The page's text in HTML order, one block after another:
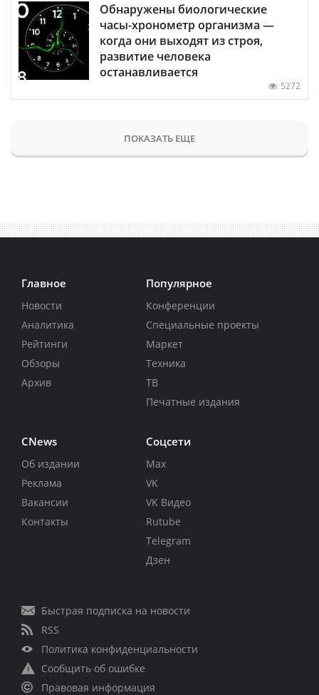
Обнаружены биологические
часы-хронометр организма —
когда они выходят из строя,
развитие человека
останавливается
5272
ПОКАЗАТЬ ЕЩЕ
Главное
Новости
Аналитика
Рейтинги
Обзоры
Архив
Популярное
Конференции
Специальные проекты
Маркет
Техника
ТВ
Печатные издания
CNews
Об издании
Реклама
Вакансии
Контакты
Соцсети
Max
VK
VK Видео
Rutube
Telegram
Дзен
Быстрая подписка на новости
RSS
Политика конфиденциальности
Сообщить об ошибке
Правовая информация